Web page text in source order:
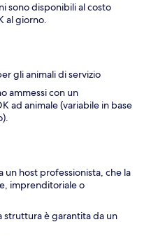
sono disponibili al costo
al giorno.
gli animali di servizio
ammessi con un
ad animale (variabile in base
host professionista, che la
imprenditoriale o
struttura è garantita da un